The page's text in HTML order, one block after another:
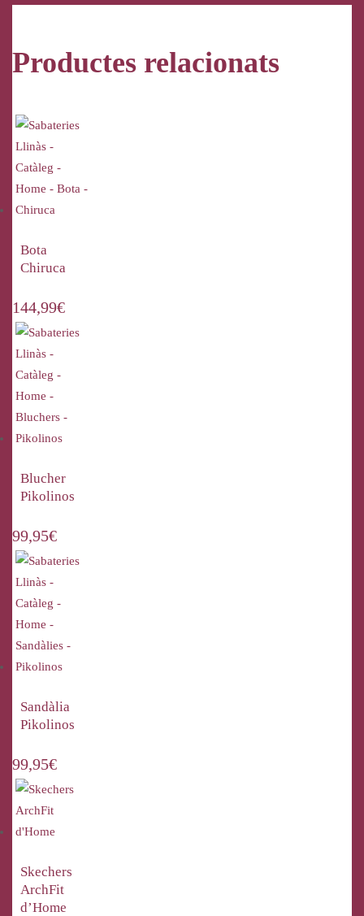
Productes relacionats
Bota
Chiruca
144,99€
Blucher
Pikolinos
99,95€
Sandàlia
Pikolinos
99,95€
Skechers
ArchFit
d’Home